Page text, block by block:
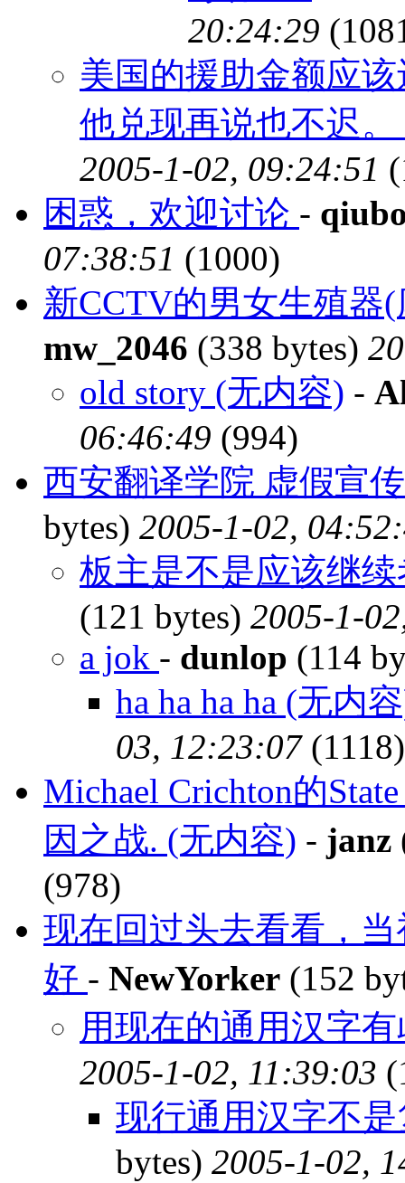
20:24:29
美国的援助金额应
他兑现再说也不迟
2005-1-02, 09:24:51
困惑，欢迎讨论 -
07:38:51 (1000)
新CCTV的男女生殖器
mw_2046 (338 bytes)
old story (无内容) -
06:46:49 (994)
西安翻译学院 虚假宣
bytes) 2005-1-02,
板主是不是应该继
(121 bytes) 2005-1-
a jok - dunlop (114
ha ha ha ha (无内
03, 12:23:07(1118)
Michael Crichton的
因之战. (无内容) - janz
(978)
现在回过头去看看，
好 - NewYorker (152
用现在的通用汉字
2005-1-02, 11:39:03
现行通用汉字不
bytes) 2005-1-02,